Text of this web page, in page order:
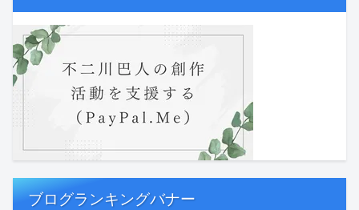
ブログランキングバナー